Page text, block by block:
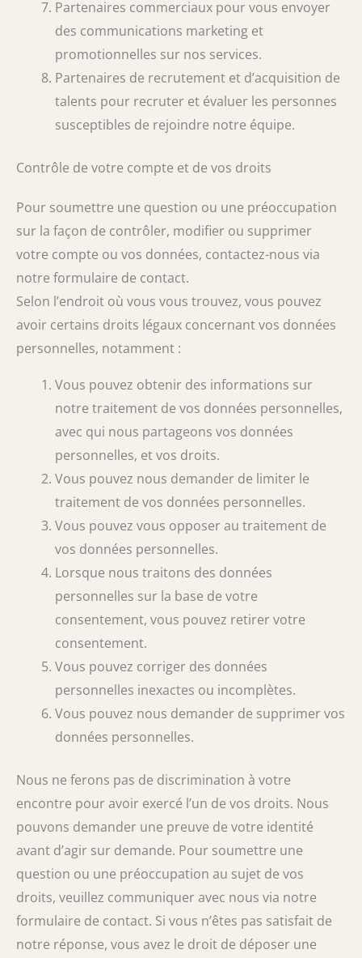
Partenaires commerciaux pour vous envoyer
des communications marketing et
promotionnelles sur nos services.
Partenaires de recrutement et d’acquisition de
talents pour recruter et évaluer les personnes
susceptibles de rejoindre notre équipe.
Contrôle de votre compte et de vos droits
Pour soumettre une question ou une préoccupation
sur la façon de contrôler, modifier ou supprimer
votre compte ou vos données, contactez-nous via
notre formulaire de contact.
Selon l’endroit où vous vous trouvez, vous pouvez
avoir certains droits légaux concernant vos données
personnelles, notamment :
Vous pouvez obtenir des informations sur
notre traitement de vos données personnelles,
avec qui nous partageons vos données
personnelles, et vos droits.
Vous pouvez nous demander de limiter le
traitement de vos données personnelles.
Vous pouvez vous opposer au traitement de
vos données personnelles.
Lorsque nous traitons des données
personnelles sur la base de votre
consentement, vous pouvez retirer votre
consentement.
Vous pouvez corriger des données
personnelles inexactes ou incomplètes.
Vous pouvez nous demander de supprimer vos
données personnelles.
Nous ne ferons pas de discrimination à votre
encontre pour avoir exercé l’un de vos droits. Nous
pouvons demander une preuve de votre identité
avant d’agir sur demande. Pour soumettre une
question ou une préoccupation au sujet de vos
droits, veuillez communiquer avec nous via notre
formulaire de contact. Si vous n’êtes pas satisfait de
notre réponse, vous avez le droit de déposer une